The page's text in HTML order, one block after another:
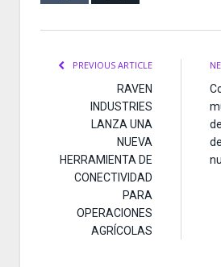
PREVIOUS ARTICLE
RAVEN
INDUSTRIES
LANZA UNA
NUEVA
HERRAMIENTA DE
CONECTIVIDAD
PARA
OPERACIONES
AGRÍCOLAS